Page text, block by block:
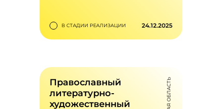
В СТАДИИ РЕАЛИЗАЦИИ 24.12.2025
национальной
литературы «Величие
слова»
Популяризация и поддержка
Православный
литературно-
художественный